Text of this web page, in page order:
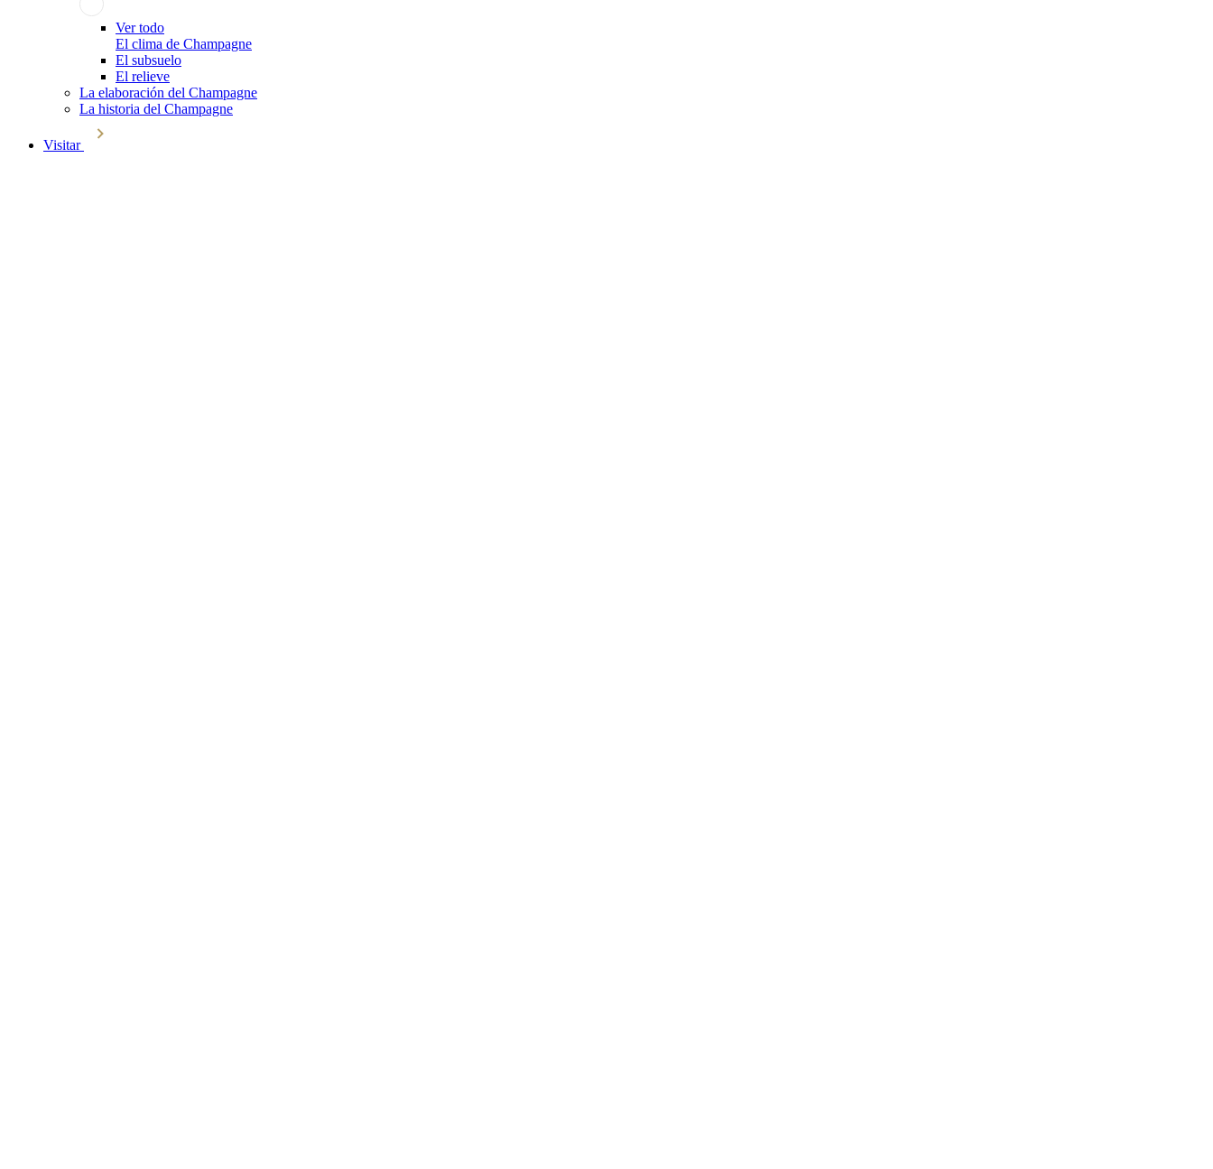
Ver todo
El clima de Champagne
El subsuelo
El relieve
La elaboración del Champagne
La historia del Champagne
Visitar